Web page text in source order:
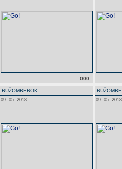
000
RUŽOMBEROK
09. 05. 2018 09. 05. 2018